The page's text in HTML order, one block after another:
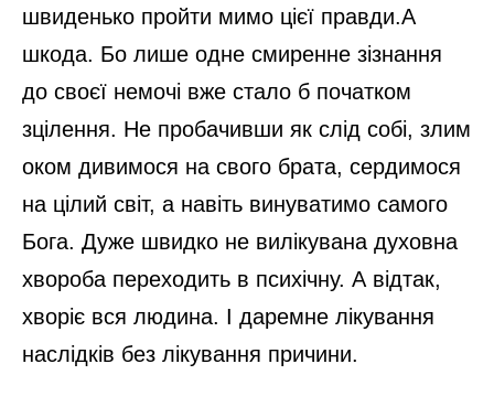
швиденько пройти мимо цієї правди.А
шкода. Бо лише одне смиренне зізнання
до своєї немочі вже стало б початком
зцілення. Не пробачивши як слід собі, злим
оком дивимося на свого брата, сердимося
на цілий світ, а навіть винуватимо самого
Бога. Дуже швидко не вилікувана духовна
хвороба переходить в психічну. А відтак,
хворіє вся людина. І даремне лікування
наслідків без лікування причини.